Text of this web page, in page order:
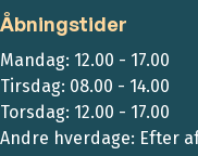
Åbningstider
Mandag: 12.00 - 17.00
Tirsdag: 08.00 - 14.00
Torsdag: 12.00 - 17.00
Andre hverdage: Efter